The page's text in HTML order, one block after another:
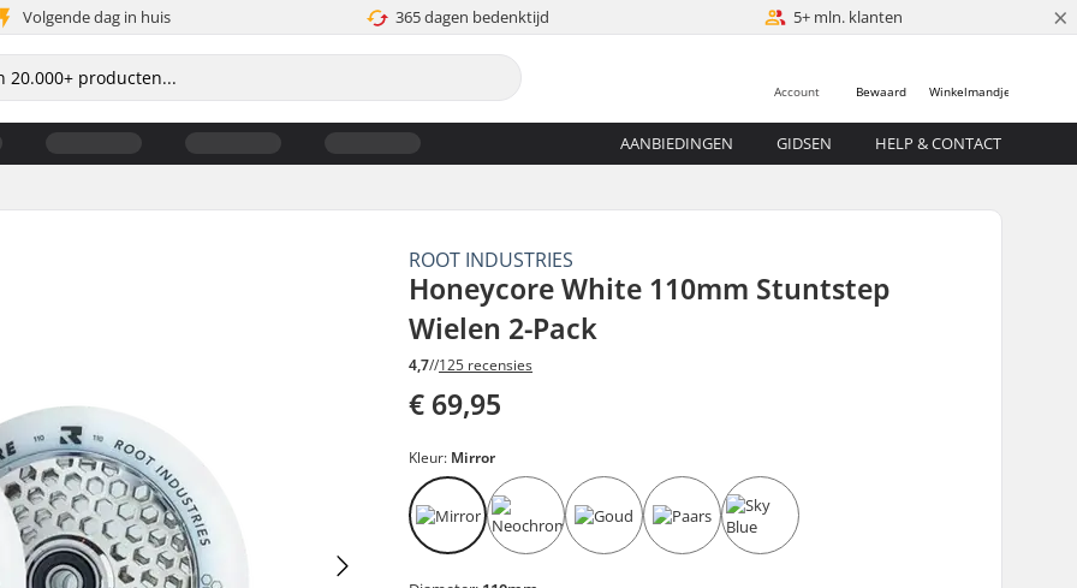
Volgende dag in huis 365 dagen bedenktijd 5+ mln. klanten ×
Winkelmandje
Bewaard
Account
AANBIEDINGEN GIDSEN HELP & CONTACT
ROOT INDUSTRIES
Honeycore White 110mm Stuntstep
Wielen 2-Pack
4,7//125 recensies
€ 69,95
Kleur: Mirror